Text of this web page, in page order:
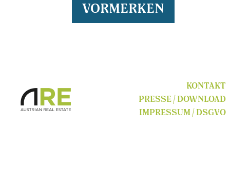
VORMERKEN
KONTAKT
PRESSE / DOWNLOAD
IMPRESSUM / DSGVO